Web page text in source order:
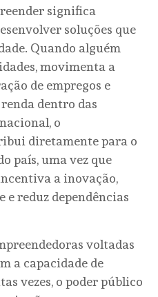
significa
soluções que
Quando alguém
movimenta a
de empregos e
dentro das
o
diretamente para o
país, uma vez que
a inovação,
reduz dependências
voltadas
a capacidade de
vezes, o poder público